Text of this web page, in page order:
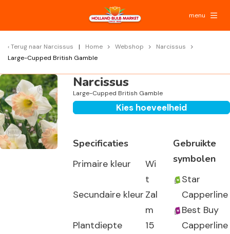
menu
Terug naar Narcissus Home Webshop
Narcissus
Large-Cupped British Gamble
Narcissus
Large-Cupped British Gamble
Kies hoeveelheid
Specificaties
Primaire kleur
Wi
t
Secundaire kleur Zal
m
Plantdiepte
15
Gebruikte
symbolen
Star
Capperline
Best Buy
Capperline